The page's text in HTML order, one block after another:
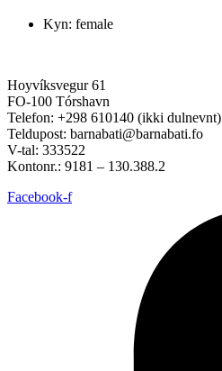
Kyn: female
Hoyvíksvegur 61
FO-100 Tórshavn
Telefon: +298 610140 (ikki dulnevnt)
Teldupost: barnabati@barnabati.fo
V-tal: 333522
Kontonr.: 9181 – 130.388.2
Facebook-f